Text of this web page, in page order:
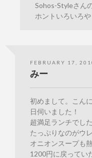
Sohos-Styleさん
ホントいろいろや
FEBRUARY 17,
みー
初めまして。こん
日伺いました！
超満足ランチでし
たっぷりなのがウ
オニオンスープも
1200円に戻ってい